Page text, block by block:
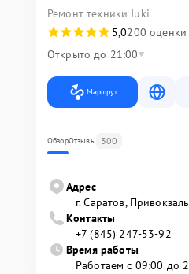
Ремонт техники Juki
5,0200 оценки
Открыто до 21:00
Маршрут
ОбзорОтзывы 300
Адрес
г. Саратов,
Контакты
+7 (845) 247-53-92
Время работы
Работаем с 09:00 до